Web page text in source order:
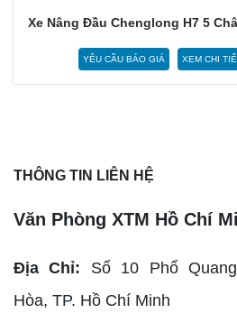
Xe Nâng Đầu Chenglong H7 5
YÊU CẦU BÁO GIÁ XEM CHI
THÔNG TIN LIÊN HỆ
Văn Phòng XTM Hồ Chí
Địa Chỉ: Số 10 Phổ
Hòa, TP. Hồ Chí Minh